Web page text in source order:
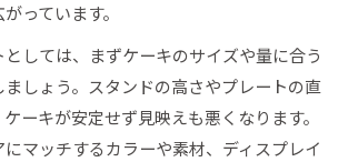
っています。
しては、まずケーキのサイズや量に合う
しょう。スタンドの高さやプレートの直
ーキが安定せず見映えも悪くなります。
にマッチするカラーや素材、ディスプレイ